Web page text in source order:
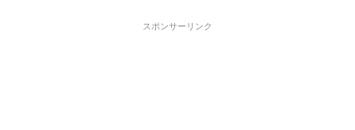
スポンサーリンク